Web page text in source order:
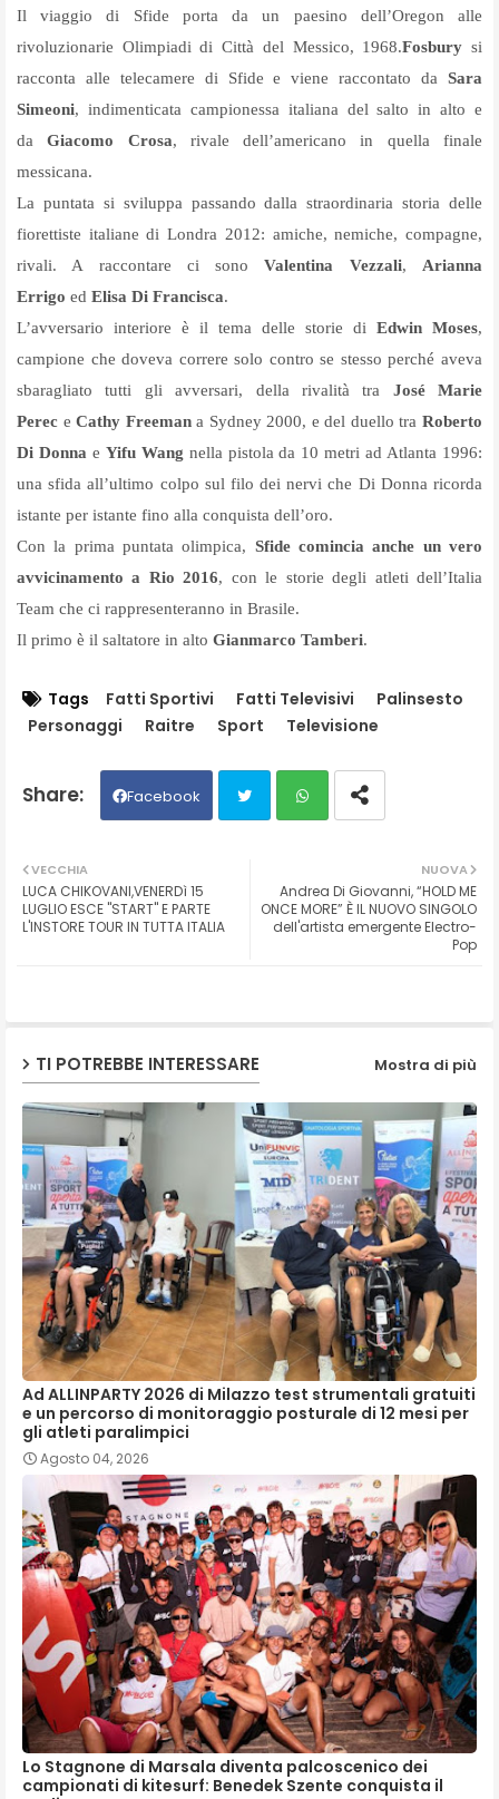
Il viaggio di Sfide porta da un paesino dell’Oregon alle
rivoluzionarie Olimpiadi di Città del Messico, 1968.Fosbury si
racconta alle telecamere di Sfide e viene raccontato da Sara
Simeoni, indimenticata campionessa italiana del salto in alto e
daGiacomo Crosa, rivale dell’americano in quella finale
messicana.
La puntata si sviluppa passando dalla straordinaria storia delle
fiorettiste italiane di Londra 2012: amiche, nemiche, compagne,
rivali. A raccontare ci sonoValentina Vezzali, Arianna
Errigo ed Elisa Di Francisca.
L’avversario interiore è il tema delle storie di Edwin Moses,
campione che doveva correre solo contro se stesso perché aveva
sbaragliato tutti gli avversari, della rivalità tra José Marie
Perec eCathy Freemana Sydney 2000, e del duello traRoberto
Di Donna e Yifu Wang nella pistola da 10 metri ad Atlanta 1996:
una sfida all’ultimo colpo sul filo dei nervi che Di Donna ricorda
istante per istante fino alla conquista dell’oro.
Con la prima puntata olimpica, Sfide comincia anche un vero
avvicinamento a Rio 2016, con le storie degli atleti dell’Italia
Team che ci rappresenteranno in Brasile.
Il primo è il saltatore in alto Gianmarco Tamberi.
Tags Fatti Sportivi Fatti Televisivi
Palinsesto
Personaggi
Raitre Sport Televisione
Facebook
ats
NUOVA
Andrea Di Giovanni, “HOLD ME
ONCE MORE” È IL NUOVO SINGOLO
dell'artista emergente Electro-
Pop
VECCHIA
LUCA CHIKOVANI,VENERDì 15
LUGLIO ESCE "START" E PARTE
L'INSTORE TOUR IN TUTTA ITALIA
TI POTREBBE INTERESSARE Mostra di più
Ad ALLINPARTY 2026 di Milazzo test strumentali gratuiti
e un percorso di monitoraggio posturale di 12 mesi per
gli atleti paralimpici
Agosto 04, 2026
Lo Stagnone di Marsala diventa palcoscenico dei
campionati di kitesurf: Benedek Szente conquista il